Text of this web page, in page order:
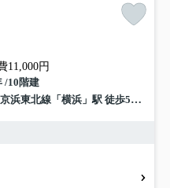
11,000円
/10階建
京浜東北線「横浜」駅 徒歩5分